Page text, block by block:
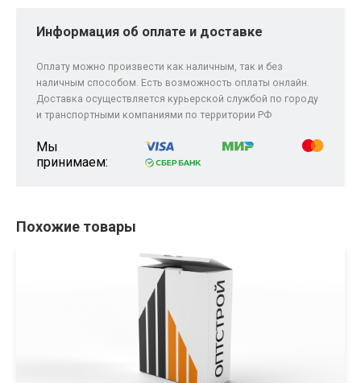
Информация об оплате и доставке
Оплату можно произвести как наличным, так и без
наличным способом. Есть возможность оплаты онлайн.
Доставка осуществляется курьерской службой по городу
и транспортными компаниями по территории РФ
Мы
принимаем:
Похожие товары